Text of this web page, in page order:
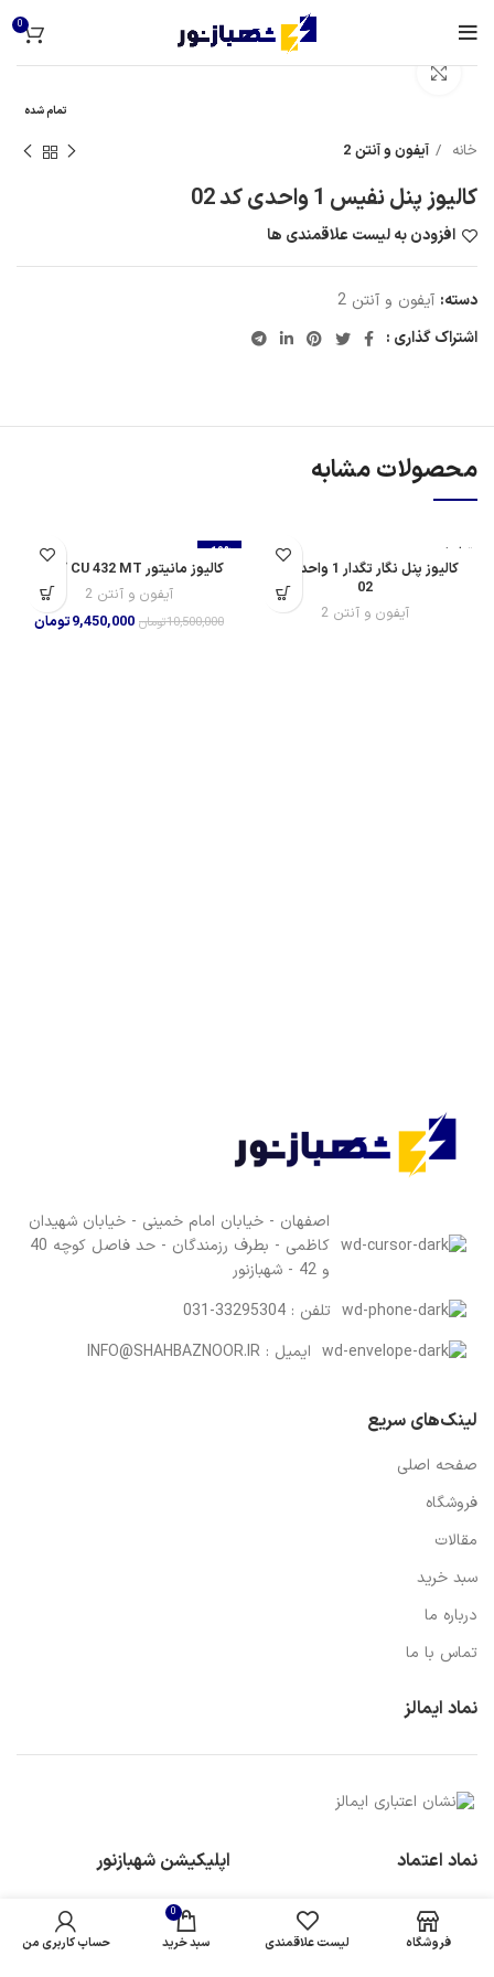
0
تمام شده
برای بزرگنمایی کلیک کنید
خانه آیفون و آنتن 2
کالیوز پنل نفیس 1 واحدی کد 02
افزودن به لیست علاقمندی ها
دسته: آیفون و آنتن 2
اشتراک گذاری :
محصولات مشابه
تمام شده
کالیوز پنل نگار تگدار 1 واحدی کد
02
آیفون و آنتن 2
-10%
کالیوز مانیتور CU 432 MT کد 02
آیفون و آنتن 2
10,500,000تومان 9,450,000تومان
اصفهان - خیابان امام خمینی - خیابان شهیدان
کاظمی - بطرف رزمندگان - حد فاصل کوچه 40
و 42 - شهبازنور
تلفن : 33295304-031
ایمیل : INFO@SHAHBAZNOOR.IR
لینک‌های سریع
صفحه اصلی
فروشگاه
مقالات
سبد خرید
درباره ما
تماس با ما
نماد ایمالز
نماد اعتماد اپلیکیشن شهبازنور
فروشگاه لیست علاقمندی
0
سبد خرید حساب کاربری من